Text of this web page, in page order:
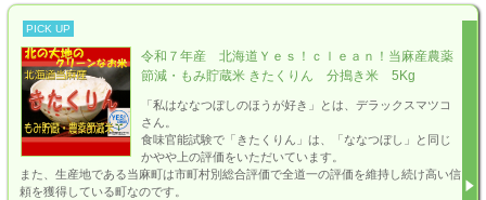
PICK UP
令和７年産 北海道Ｙｅｓ！ｃｌｅａｎ！当麻産農薬
節減・もみ貯蔵米 きたくりん 分搗き米 5Kg
「私はななつぼしのほうが好き」とは、デラックスマツコ
さん。
食味官能試験で「きたくりん」は、「ななつぼし」と同じ
かやや上の評価をいただいています。
また、生産地である当麻町は市町村別総合評価で全道一の評価を維持し続け高い信
頼を獲得している町なのです。